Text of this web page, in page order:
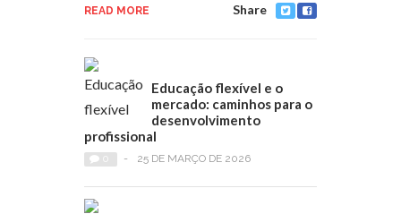
READ MORE Share
Educação flexível e o
mercado: caminhos para o
desenvolvimento
profissional
- 25 DE MARÇO DE 2026